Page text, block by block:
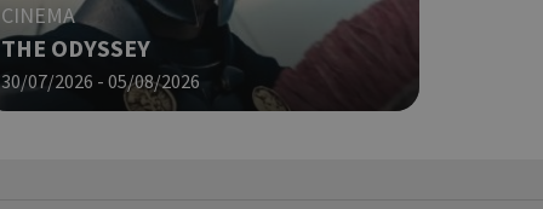
CINEMA
THE ODYSSEY
30/07/2026 - 05/08/2026
την
που
είναι